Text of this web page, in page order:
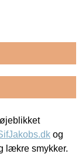
og
lækre smykker.